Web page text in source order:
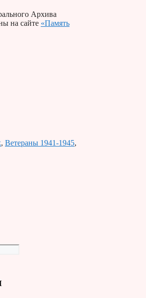
Архива
на сайте «Память
, Ветераны 1941-1945,